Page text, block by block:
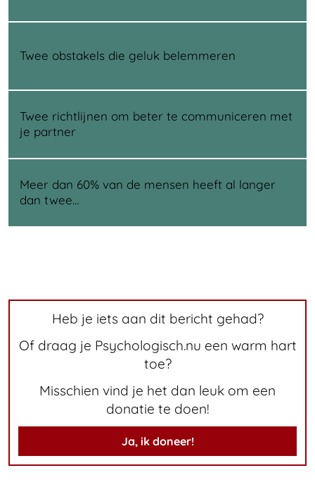
Twee obstakels die geluk belemmeren
Twee richtlijnen om beter te communiceren met
je partner
Meer dan 60% van de mensen heeft al langer
dan twee…
Heb je iets aan dit bericht gehad?
Of draag je Psychologisch.nu een warm hart
toe?
Misschien vind je het dan leuk om een
donatie te doen!
Ja, ik doneer!